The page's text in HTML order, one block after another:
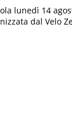
lunedì 14
dal Velo